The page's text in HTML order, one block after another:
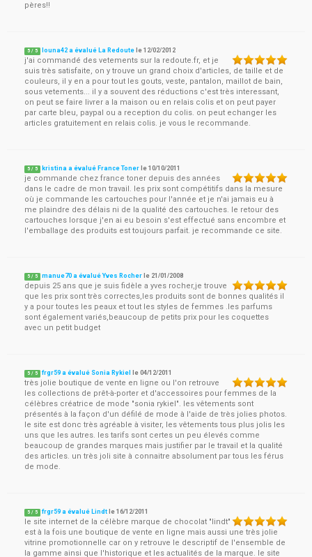
pères!!
5 / 5 louna42 a évalué La Redoute le12/02/2012
j'ai commandé des vetements sur la redoute.fr, et je
suis très satisfaite, on y trouve un grand choix d'articles, de taille et de
couleurs, il y en a pour tout les gouts, veste, pantalon, maillot de bain,
sous vetements... il y a souvent des réductions c'est très interessant,
on peut se faire livrer a la maison ou en relais colis et on peut payer
par carte bleu, paypal ou a reception du colis. on peut echanger les
articles gratuitement en relais colis. je vous le recommande.
5 / 5 kristina a évalué France Toner le10/10/2011
je commande chez france toner depuis des années
dans le cadre de mon travail. les prix sont compétitifs dans la mesure
où je commande les cartouches pour l'année et je n'ai jamais eu à
me plaindre des délais ni de la qualité des cartouches. le retour des
cartouches lorsque j'en ai eu besoin s'est effectué sans encombre et
l'emballage des produits est toujours parfait. je recommande ce site.
5 / 5 manue70 a évalué Yves Rocher le 21/01/2008
depuis 25 ans que je suis fidèle a yves rocher,je trouve
que les prix sont très correctes,les produits sont de bonnes qualités il
y a pour toutes les peaux et tout les styles de femmes .les parfums
sont également variés,beaucoup de petits prix pour les coquettes
avec un petit budget
5 / 5 frgr59 a évalué Sonia Rykiel le04/12/2011
très jolie boutique de vente en ligne ou l'on retrouve
les collections de prêt-à-porter et d'accessoires pour femmes de la
célèbres créatrice de mode "sonia rykiel". les vêtements sont
présentés à la façon d'un défilé de mode à l'aide de très jolies photos.
le site est donc très agréable à visiter, les vêtements tous plus jolis les
uns que les autres. les tarifs sont certes un peu élevés comme
beaucoup de grandes marques mais justifier par le travail et la qualité
des articles. un très joli site à connaitre absolument par tous les férus
de mode.
5 / 5 frgr59 a évalué Lindt le16/12/2011
le site internet de la célèbre marque de chocolat "lindt"
est à la fois une boutique de vente en ligne mais aussi une très jolie
vitrine promotionnelle car on y retrouve le descriptif de l'ensemble de
la gamme ainsi que l'historique et les actualités de la marque. le site